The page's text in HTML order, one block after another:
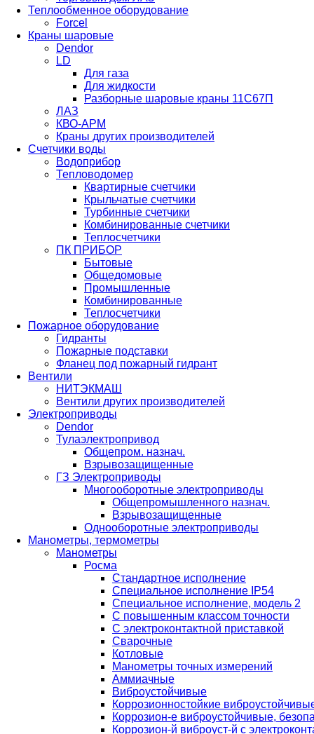
Теплообменное оборудование
Forcel
Краны шаровые
Dendor
LD
Для газа
Для жидкости
Разборные шаровые краны 11С67П
ЛАЗ
КВО-АРМ
Краны других производителей
Счетчики воды
Водоприбор
Тепловодомер
Квартирные счетчики
Крыльчатые счетчики
Турбинные счетчики
Комбинированные счетчики
Теплосчетчики
ПК ПРИБОР
Бытовые
Общедомовые
Промышленные
Комбинированные
Теплосчетчики
Пожарное оборудование
Гидранты
Пожарные подставки
Фланец под пожарный гидрант
Вентили
НИТЭКМАШ
Вентили других производителей
Электроприводы
Dendor
Тулаэлектропривод
Общепром. назнач.
Взрывозащищенные
ГЗ Электроприводы
Многооборотные электроприводы
Общепромышленного назнач.
Взрывозащищенные
Однооборотные электроприводы
Манометры, термометры
Манометры
Росма
Стандартное исполнение
Специальное исполнение IP54
Специальное исполнение, модель 2
С повышенным классом точности
С электроконтактной приставкой
Cварочные
Котловые
Манометры точных измерений
Аммиачные
Виброустойчивые
Коррозионностойкие
Коррозион-е виброустойчивые,
Коррозион-й виброуст-й с